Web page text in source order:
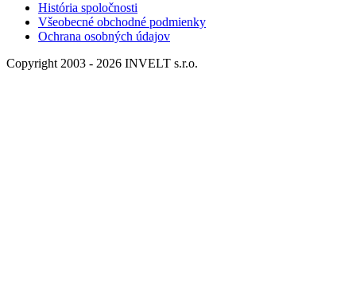
História spoločnosti
Všeobecné obchodné podmienky
Ochrana osobných údajov
Copyright 2003 - 2026 INVELT s.r.o.